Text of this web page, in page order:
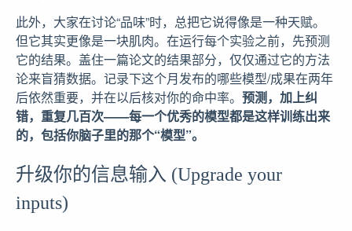
此外，大家在讨论“品味”时，总把它说得像是一种天赋。
但它其实更像是一块肌肉。在运行每个实验之前，先预测
它的结果。盖住一篇论文的结果部分，仅仅通过它的方法
论来盲猜数据。记录下这个月发布的哪些模型/成果在两年
后依然重要，并在以后核对你的命中率。 预测，加上纠
错，重复几百次——每一个优秀的模型都是这样训练出来
的，包括你脑子里的那个“模型”。
升级你的信息输入 (Upgrade your
inputs)